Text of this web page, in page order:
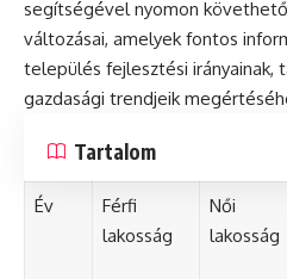
segítségével nyomon
változásai, amelyek fontos
település fejlesztési irányainak,
gazdasági trendjeik
Tartalom
Év
Férfi
lakosság
Női
lakosság